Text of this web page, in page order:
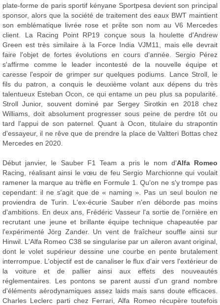
plate-forme de paris sportif kényane Sportpesa devient son principal
sponsor, alors que la société de traitement des eaux BWT maintient
son emblématique livrée rose et prête son nom au V6 Mercedes
client. La Racing Point RP19 conçue sous la houlette d'Andrew
Green est très similaire à la Force India VJM11, mais elle devrait
faire l'objet de fortes évolutions en cours d'année. Sergio Pérez
s'affirme comme le leader incontesté de la nouvelle équipe et
caresse l'espoir de grimper sur quelques podiums. Lance Stroll, le
fils du patron, a conquis le deuxième volant aux dépens du très
talentueux Esteban Ocon, ce qui entame un peu plus sa popularité.
Stroll Junior, souvent dominé par Sergey Sirotkin en 2018 chez
Williams, doit absolument progresser sous peine de perdre tôt ou
tard l'appui de son paternel. Quant à Ocon, titulaire du strapontin
d'essayeur, il ne rêve que de prendre la place de Valtteri Bottas chez
Mercedes en 2020.
Début janvier, le Sauber F1 Team a pris le nom d'Alfa Romeo
Racing, réalisant ainsi le vœu de feu Sergio Marchionne qui voulait
ramener la marque au trèfle en Formule 1. Qu'on ne s'y trompe pas
cependant: il ne s'agit que de « naming ». Pas un seul boulon ne
proviendra de Turin. L'ex-écurie Sauber n'en déborde pas moins
d'ambitions. En deux ans, Frédéric Vasseur l'a sortie de l'ornière en
recrutant une jeune et brillante équipe technique chapeautée par
l'expérimenté Jörg Zander. Un vent de fraîcheur souffle ainsi sur
Hinwil. L'Alfa Romeo C38 se singularise par un aileron avant original,
dont le volet supérieur dessine une courbe en pente brutalement
interrompue. L'objectif est de canaliser le flux d'air vers l'extérieur de
la voiture et de pallier ainsi aux effets des nouveautés
réglementaires. Les pontons se parent aussi d'un grand nombre
d'éléments aérodynamiques assez laids mais sans doute efficaces.
Charles Leclerc parti chez Ferrari, Alfa Romeo récupère toutefois